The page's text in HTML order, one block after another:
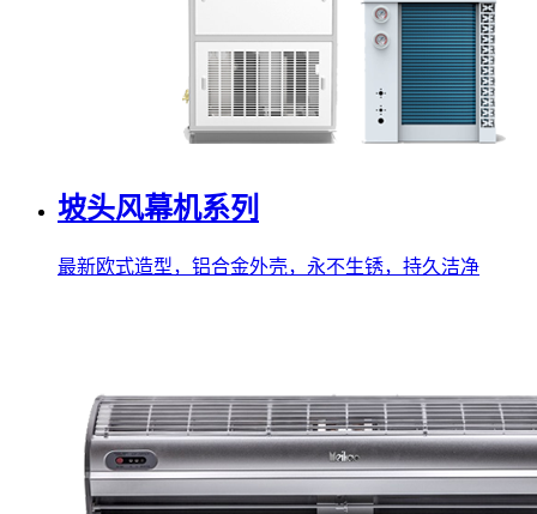
坡头风幕机系列
最新欧式造型，铝合金外壳，永不生锈，持久洁净